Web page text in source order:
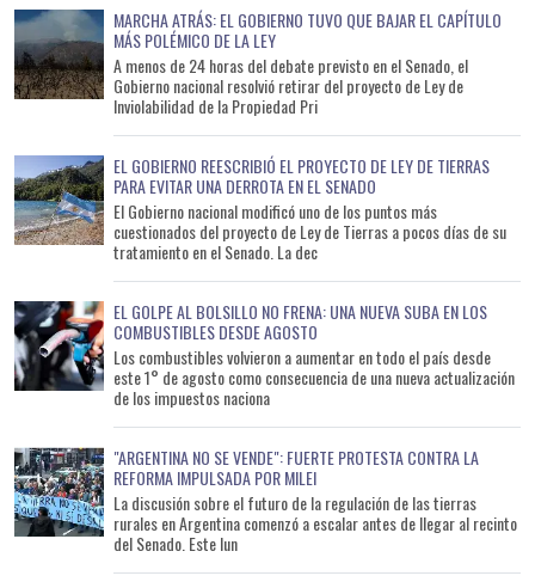
MARCHA ATRÁS: EL GOBIERNO TUVO QUE BAJAR EL CAPÍTULO
MÁS POLÉMICO DE LA LEY
A menos de 24 horas del debate previsto en el Senado, el
Gobierno nacional resolvió retirar del proyecto de Ley de
Inviolabilidad de la Propiedad Pri
EL GOBIERNO REESCRIBIÓ EL PROYECTO DE LEY DE TIERRAS
PARA EVITAR UNA DERROTA EN EL SENADO
El Gobierno nacional modificó uno de los puntos más
cuestionados del proyecto de Ley de Tierras a pocos días de su
tratamiento en el Senado. La dec
EL GOLPE AL BOLSILLO NO FRENA: UNA NUEVA SUBA EN LOS
COMBUSTIBLES DESDE AGOSTO
Los combustibles volvieron a aumentar en todo el país desde
este 1° de agosto como consecuencia de una nueva actualización
de los impuestos naciona
"ARGENTINA NO SE VENDE": FUERTE PROTESTA CONTRA LA
REFORMA IMPULSADA POR MILEI
La discusión sobre el futuro de la regulación de las tierras
rurales en Argentina comenzó a escalar antes de llegar al recinto
del Senado. Este lun